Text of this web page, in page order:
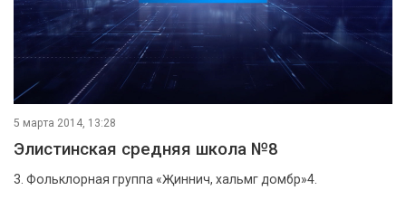
5 марта 2014, 13:28
Элистинская средняя школа №8
3. Фольклорная группа «Җиннич, хальмг домбр»4.